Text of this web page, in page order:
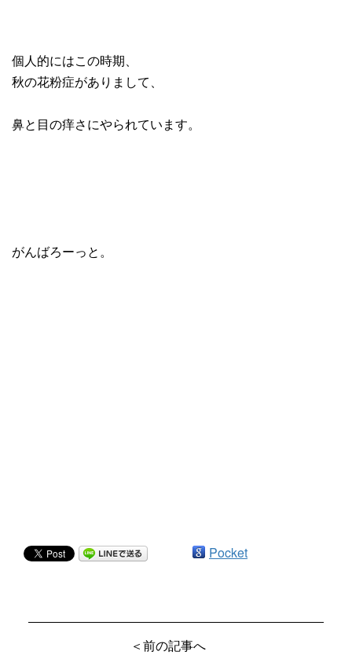
個人的にはこの時期、
秋の花粉症がありまして、
鼻と目の痒さにやられています。
がんばろーっと。
Pocket
＜前の記事へ